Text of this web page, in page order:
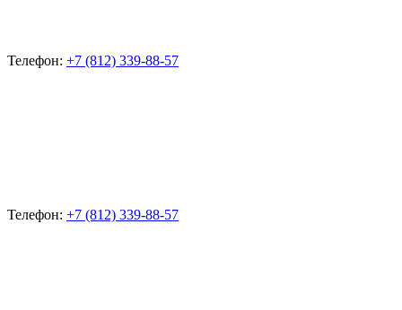
Телефон: +7 (812) 339-88-57
Телефон: +7 (812) 339-88-57